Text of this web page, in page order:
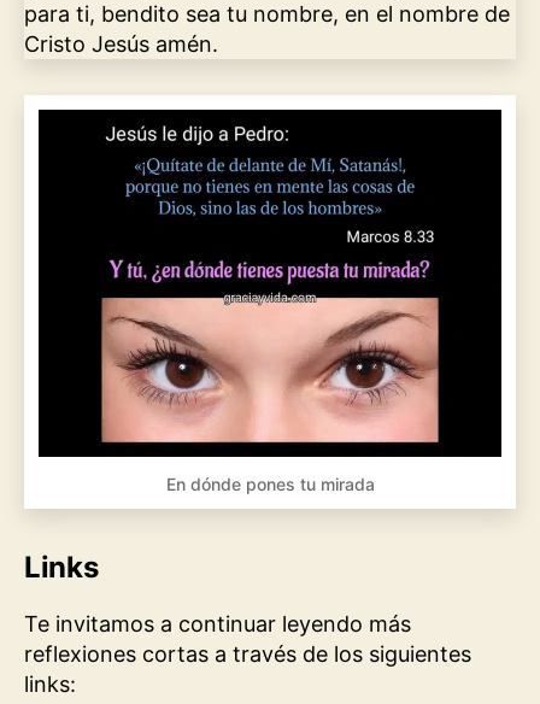
para ti, bendito sea tu nombre, en el nombre de
Cristo Jesús amén.
En dónde pones tu mirada
Links
Te invitamos a continuar leyendo más
reflexiones cortas a través de los siguientes
links: